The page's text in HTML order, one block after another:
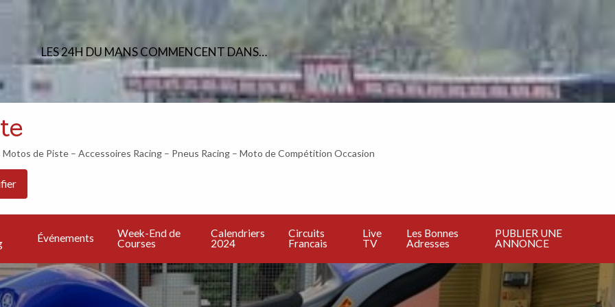
LES 24H DU MANS COMMENCENT DANS…
de Piste – Accessoires Racing – Pneus Racing – Moto de Compétition Occasion
Événements
Week-End de
Courses
Calendriers
2024
Circuits
Francais
Live
TV
Les Bonnes
Adresses
PUBLIER UNE
ANNONCE